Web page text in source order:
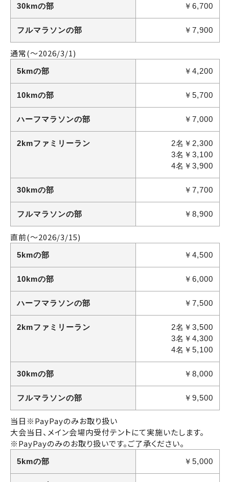
30kmの部 ￥6,700
フルマラソンの部 ￥7,900
通常(～2026/3/1)
5kmの部 ￥4,200
10kmの部 ￥5,700
ハーフマラソンの部 ￥7,000
2kmファミリーラン
2名￥2,300
3名￥3,100
4名￥3,900
30kmの部 ￥7,700
フルマラソンの部 ￥8,900
直前(～2026/3/15)
5kmの部 ￥4,500
10kmの部 ￥6,000
ハーフマラソンの部 ￥7,500
2kmファミリーラン
2名￥3,500
3名￥4,300
4名￥5,100
30kmの部 ￥8,000
フルマラソンの部 ￥9,500
当日 ※PayPayのみお取り扱い
大会当日、メイン会場内受付テントにて実施いたします。
※PayPayのみのお取り扱いです。ご了承ください。
5kmの部 ￥5,000